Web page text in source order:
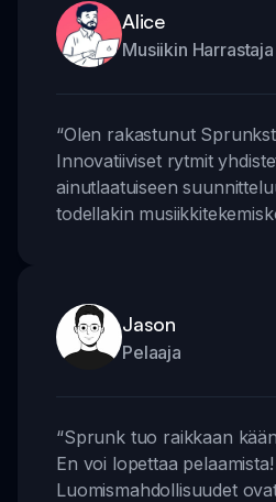
Alice
Musiikin Harrastaja
“Olen rakastunut
Innovatiiviset rytmit
ainutlaatuiseen
todellakin
Jason
Pelaaja
“Sprunk tuo raikkaan
En voi lopettaa pelaamista!
Luomismahdollisuudet